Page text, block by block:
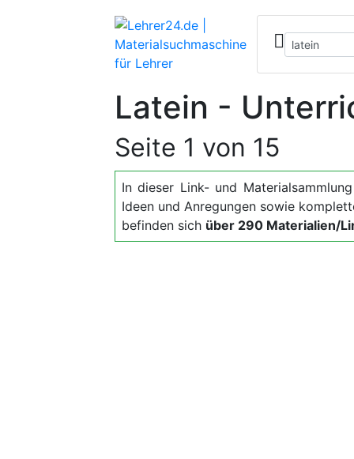
Latein -
Seite 1 von 15
In dieser Link- und
Ideen und Anregungen sowie
befinden sich über 290 Materialien/